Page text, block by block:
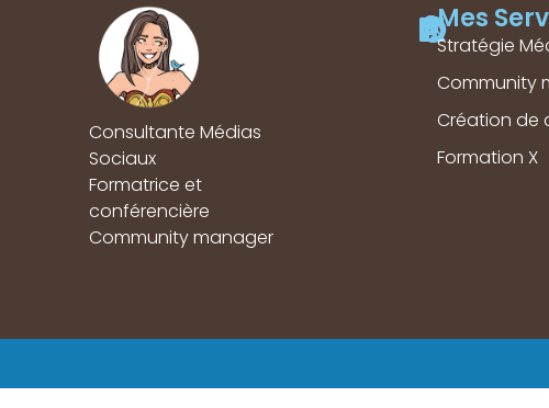
Consultante Médias
Sociaux
Formatrice et
conférencière
Community manager
Mes
Stratégie
Community
Création de
Formation X